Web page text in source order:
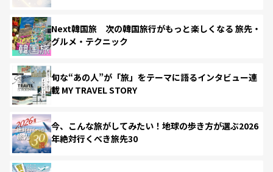
Next韓国旅 次の韓国旅行がもっと楽しくなる 旅先・
グルメ・テクニック
旬な“あの人”が「旅」をテーマに語るインタビュー連
載 MY TRAVEL STORY
今、こんな旅がしてみたい！地球の歩き方が選ぶ2026
年絶対行くべき旅先30